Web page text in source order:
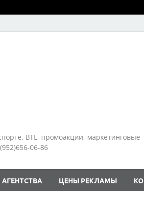
BTL, промоакции, маркетинговые
06-86
ЦЕНЫ РЕКЛАМЫ